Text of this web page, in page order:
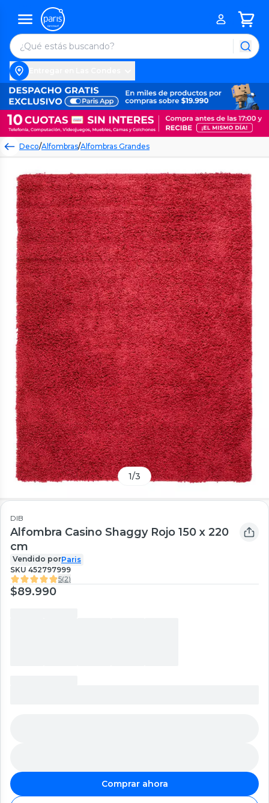
Deco/Alfombras/Alfombras Grandes
1/3
DIB
Alfombra Casino Shaggy Rojo 150 x 220
cm
Vendido porParis
SKU 452797999
5(2)
$89.990
Comprar ahora